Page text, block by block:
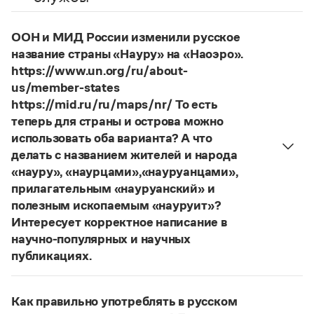
Словари русского языка как государственного
Справочники
Правила русской орфографии и пунктуации
Русский язык. Краткий теоретический курс
для школьников
Письмовник
Справочник по пунктуации
Справочник по фразеологии
Азбучные истины
Словарь-справочник непростые слова
Все справочники портала
Журнал
Новости и события
Управление в русском языке
Словарь методических терминов
Правила русской орфографии и пунктуации
ООН и МИД России изменили русское
название страны «Науру» на «Наоэро».
https://www.un.org/ru/about-
us/member-states
https://mid.ru/ru/maps/nr/ То есть
теперь для страны и острова можно
использовать оба варианта? А что
делать с названием жителей и народа
«науру», «наурцами»,«науруанцами»,
прилагательным «науруанский» и
полезным ископаемым «науруит»?
Интересует корректное написание в
научно-популярных и научных
публикациях.
Изменение касается только официального
образованные от топонимаНауру, никуда из
Как правильно употреблять в русском